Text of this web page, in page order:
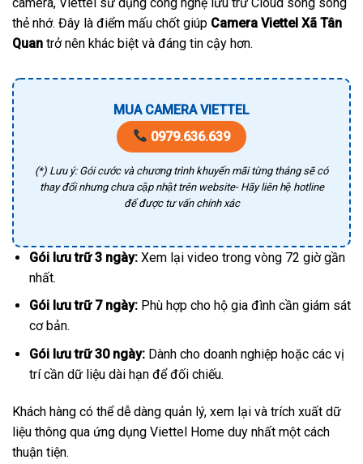
thẻ nhớ. Đây là điểm mấu chốt giúp Camera Viettel Xã Tân
Quan trở nên khác biệt và đáng tin cậy hơn.
MUA CAMERA VIETTEL
0979.636.639
(*) Lưu ý: Gói cước và chương trình khuyến mãi từng tháng sẽ có
thay đổi nhưng chưa cập nhật trên website- Hãy liên hệ hotline
để được tư vấn chính xác
Gói lưu trữ 3 ngày:Xem lại video trong vòng 72 giờ gần
nhất.
Gói lưu trữ 7 ngày:Phù hợp cho hộ gia đình cần giám sát
cơ bản.
Gói lưu trữ 30 ngày:Dành cho doanh nghiệp hoặc các vị
trí cần dữ liệu dài hạn để đối chiếu.
Khách hàng có thể dễ dàng quản lý, xem lại và trích xuất dữ
liệu thông qua ứng dụng Viettel Home duy nhất một cách
thuận tiện.